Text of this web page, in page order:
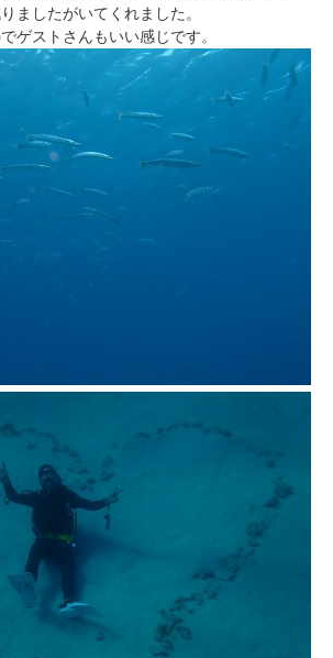
ましたがいてくれました。
ゲストさんもいい感じです。